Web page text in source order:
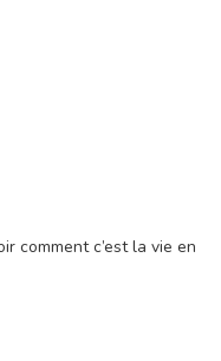
comment c’est la vie en